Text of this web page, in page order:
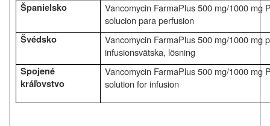
Španielsko Vancomycin FarmaPlus500 mg/1000 mg
solucion para perfusion
Švédsko
Vancomycin FarmaPlus500 mg/1000 mg
infusionsvätska, lösning
Spojené
kráľovstvo
Vancomycin FarmaPlus500 mg/1000 mg
solution for infusion